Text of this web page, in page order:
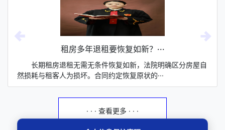
租房多年退租要恢复如新？···
长期租房退租无需无条件恢复如新，法院明确区分房屋自
然损耗与租客人为损坏。合同约定恢复原状的···
· · · 查看更多 · · ·